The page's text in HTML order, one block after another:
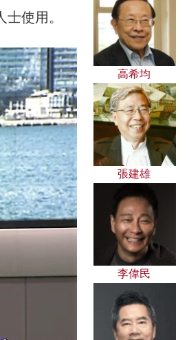
使用。
高希均
張建雄
李偉民